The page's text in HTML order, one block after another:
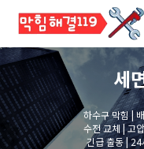
세
하수구 막힘 |
수전 교체 | 고
긴급 출동 | 24